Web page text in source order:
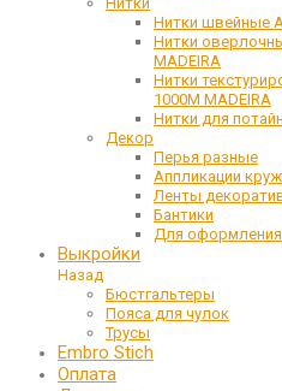
Нитки швейные
Нитки
MADEIRA
Нитки
1000М MADEIRA
Нитки для
Декор
Перья разные
Аппликации
Ленты
Бантики
Для оформления
Выкройки
Назад
Бюстгальтеры
Пояса для чулок
Трусы
Embro Stich
Оплата